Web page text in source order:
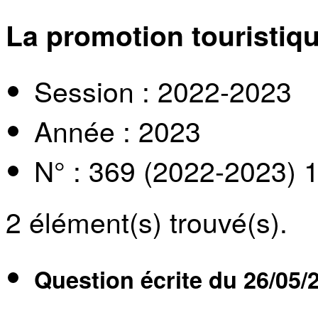
La promotion
Session : 2022-2023
Année : 2023
N° : 369 (2022-2023)
2 élément(s) trouvé(s).
Question écrite du 26/05/